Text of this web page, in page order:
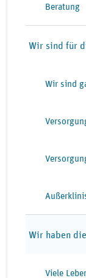
Beratung
Wir sind für
Wir sind
Wir haben
Viele